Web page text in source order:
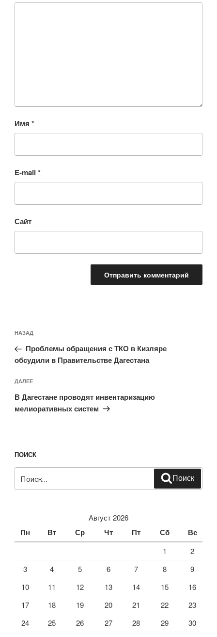
Имя *
E-mail *
Сайт
по
записям
Предыдущая
запись:
НАЗАД
Проблемы обращения с ТКО в Кизляре
обсудили в Правительстве Дагестана
Следующая
запись
ДАЛЕЕ
В Дагестане проводят инвентаризацию
мелиоративных систем
ПОИСК
Поиск
Август 2026
Пн Вт Ср Чт Пт Сб Вс
1
2
3
4 5 6 7 8
9
10
11 12 13 14 15
16
17
18 19 20 21 22
23
24
25 26 27 28 29
30